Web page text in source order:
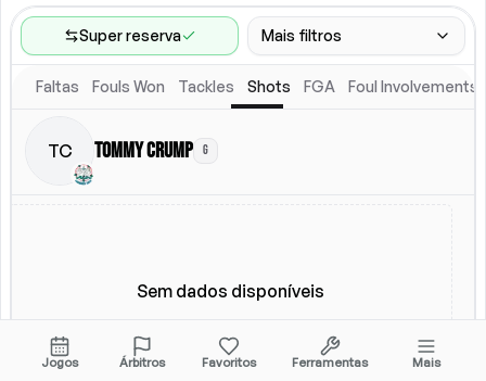
Super reserva Mais filtros
Faixa de jogos
Competicoes
Ligas(6
Faltas Fouls Won Tackles Shots FGA Foul Involvements
TC Tommy Crump G
Sem dados disponíveis
Jogos Árbitros Favoritos Ferramentas Mais